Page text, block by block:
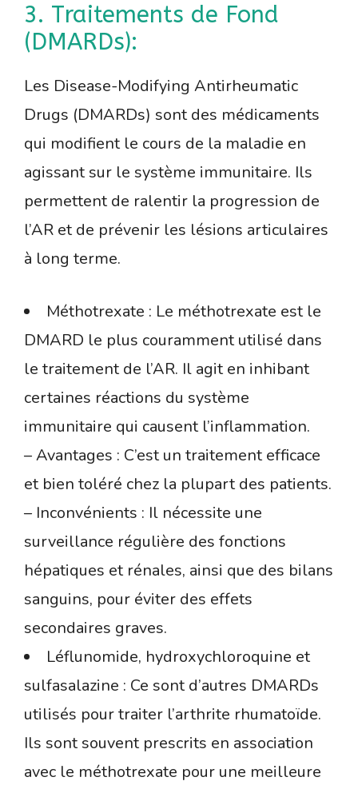
3. Traitements de Fond
(DMARDs):
Les Disease-Modifying Antirheumatic
Drugs (DMARDs) sont des médicaments
qui modifient le cours de la maladie en
agissant sur le système immunitaire. Ils
permettent de ralentir la progression de
l’AR et de prévenir les lésions articulaires
à long terme.
Méthotrexate : Le méthotrexate est le
DMARD le plus couramment utilisé dans
le traitement de l’AR. Il agit en inhibant
certaines réactions du système
immunitaire qui causent l’inflammation.
– Avantages : C’est un traitement efficace
et bien toléré chez la plupart des patients.
– Inconvénients : Il nécessite une
surveillance régulière des fonctions
hépatiques et rénales, ainsi que des bilans
sanguins, pour éviter des effets
secondaires graves.
Léflunomide, hydroxychloroquine et
sulfasalazine : Ce sont d’autres DMARDs
utilisés pour traiter l’arthrite rhumatoïde.
Ils sont souvent prescrits en association
avec le méthotrexate pour une meilleure